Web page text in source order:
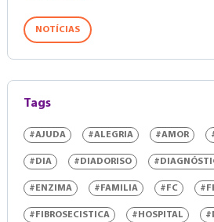
NOTÍCIAS
Tags
#AJUDA #ALEGRIA #AMOR
#DIA #DIADORISO
#ENZIMA #FAMILIA #FC
#FIBROSECISTICA #HOSPITAL